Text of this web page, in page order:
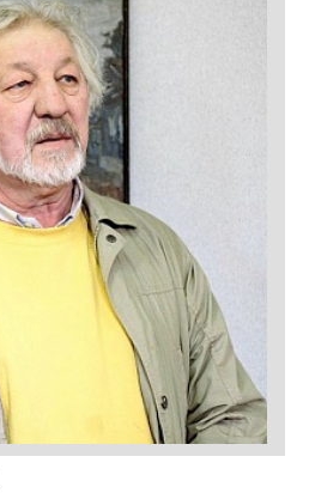
Гора
Левитана
Заречье
Набережная
Торговая
площадь
Верхний
Плёс
Волга и
левый берег
картине